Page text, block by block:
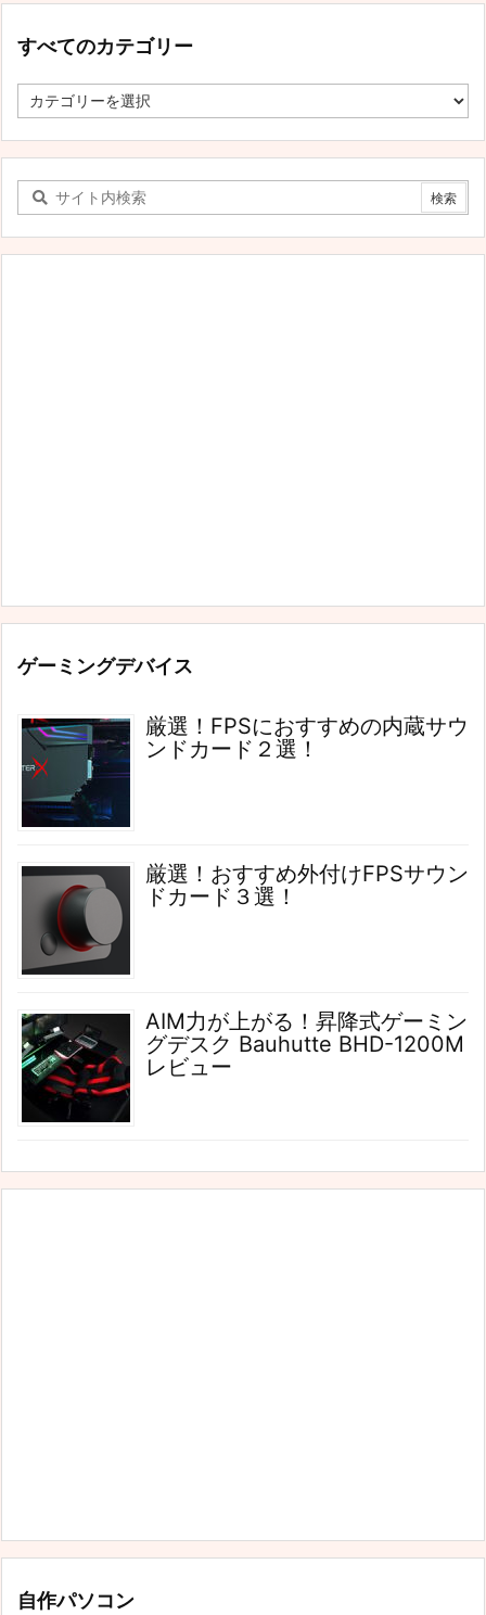
すべてのカテゴリー
べ
の
ゴ
リ
ー
ゲーミングデバイス
厳選！FPSにおすすめの内蔵サウ
ンドカード２選！
厳選！おすすめ外付けFPSサウン
ドカード３選！
AIM力が上がる！昇降式ゲーミン
グデスク Bauhutte BHD-1200M
レビュー
自作パソコン